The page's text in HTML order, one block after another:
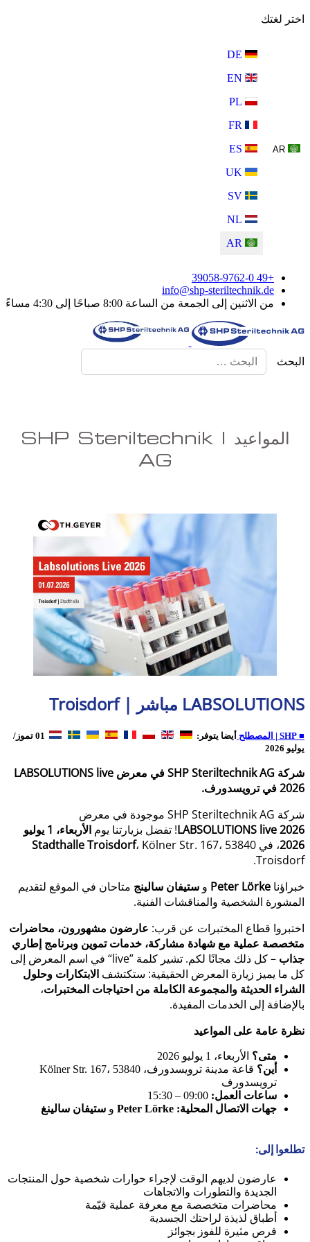
اختر لغتك
+49 39058-9762-0
info@shp-steriltechnik.de
من الاثنين إلى الجمعة من الساعة 8:00 صباحًا إلى 4:30 مساءً
البحث
المواعيد | SHP Steriltechnik
AG
LABSOLUTIONS مباشر | Troisdorf
■ SHP | المصطلح أيضا يتوفر:
01 تموز/
يوليو 2026
شركة SHP Steriltechnik AG في معرض LABSOLUTIONS live
2026 في ترويسدورف.
شركة SHP Steriltechnik AG موجودة في معرض
LABSOLUTIONS live 2026! تفضل بزيارتنا يوم
الأربعاء، 1 يوليو
2026، في Stadthalle Troisdorf، Kölner Str. 167، 53840
Troisdorf.
خبراؤنا Peter Lörke و ستيفان سالينج متاحان في الموقع لتقديم
المشورة الشخصية والمناقشات الفنية.
اختبروا قطاع المختبرات عن قرب: عارضون مشهورون، محاضرات
متخصصة عملية مع شهادة مشاركة، خدمات تموين وبرنامج إطاري
جذاب
– كل ذلك مجانًا لكم. تشير كلمة ”live“ في اسم المعرض إلى
كل ما يميز زيارة المعرض الحقيقية: ستكتشف الابتكارات وحلول
الشراء الحديثة والمجموعة الكاملة من احتياجات المختبرات،
بالإضافة إلى الخدمات المفيدة.
نظرة عامة على المواعيد
متى؟ الأربعاء، 1 يوليو 2026
أين؟
قاعة مدينة ترويسدورف، Kölner Str. 167، 53840
ترويسدورف
ساعات العمل:
جهات الاتصال المحلية: Peter Lörke و ستيفان سالينغ
تطلعوا إلى:
عارضون لديهم الوقت لإجراء حوارات شخصية حول المنتجات
الجديدة والتطورات والاتجاهات
محاضرات متخصصة مع معرفة عملية قيّمة
أطباق لذيذة لراحتك الجسدية
فرص مثيرة للفوز بجوائز